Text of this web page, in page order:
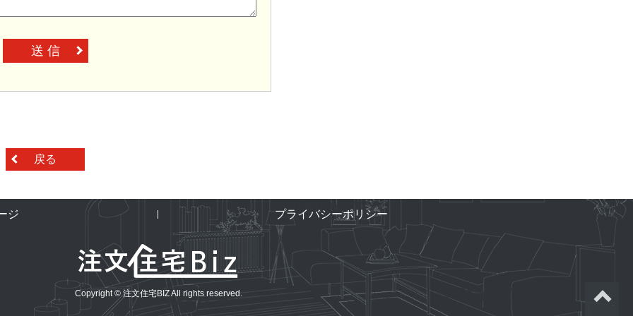
送 信
戻る
ジ プライバシーポリシー
Copyright © 注文住宅BIZ All rights reserved.